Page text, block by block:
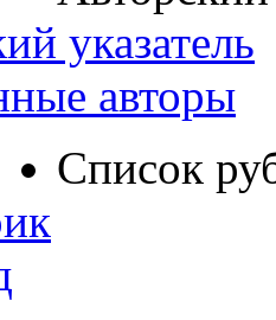
указатель
авторы
Список